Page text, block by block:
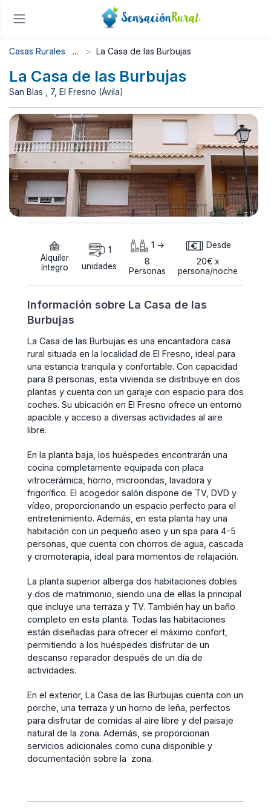
Casas Rurales La Casa de las Burbujas
La Casa de las Burbujas
San Blas , 7, El Fresno (Ávila)
Alquiler
íntegro
1
unidades
1 ->
8
Personas
Desde
20€ x
persona/noche
Información sobre La Casa de las
Burbujas
La Casa de las Burbujas es una encantadora casa
rural situada en la localidad de El Fresno, ideal para
una estancia tranquila y confortable. Con capacidad
para 8 personas, esta vivienda se distribuye en dos
plantas y cuenta con un garaje con espacio para dos
coches. Su ubicación en El Fresno ofrece un entorno
apacible y acceso a diversas actividades al aire
libre.
En la planta baja, los huéspedes encontrarán una
cocina completamente equipada con placa
vitrocerámica, horno, microondas, lavadora y
frigorífico. El acogedor salón dispone de TV, DVD y
vídeo, proporcionando un espacio perfecto para el
entretenimiento. Además, en esta planta hay una
habitación con un pequeño aseo y un spa para 4-5
personas, que cuenta con chorros de agua, cascada
y cromoterapia, ideal para momentos de relajación.
La planta superior alberga dos habitaciones dobles
y dos de matrimonio, siendo una de ellas la principal
que incluye una terraza y TV. También hay un baño
completo en esta planta. Todas las habitaciones
están diseñadas para ofrecer el máximo confort,
permitiendo a los huéspedes disfrutar de un
descanso reparador después de un día de
actividades.
En el exterior, La Casa de las Burbujas cuenta con un
porche, una terraza y un horno de leña, perfectos
para disfrutar de comidas al aire libre y del paisaje
natural de la zona. Además, se proporcionan
servicios adicionales como cuna disponible y
documentación sobre la zona.